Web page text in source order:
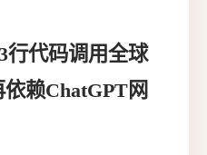
行代码调用全球
赖ChatGPT网